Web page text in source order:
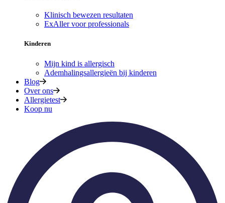
Klinisch bewezen resultaten
ExAller voor professionals
Kinderen
Mijn kind is allergisch
Ademhalingsallergieën bij kinderen
Blog
Over ons
Allergietest
Koop nu